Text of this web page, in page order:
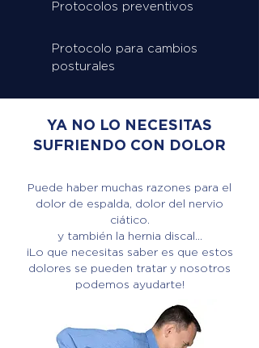
Protocolos preventivos
Protocolo para cambios
posturales
YA NO LO NECESITAS
SUFRIENDO CON DOLOR
Puede haber muchas razones para el
dolor de espalda, dolor del nervio
ciático.
y también la hernia discal...
¡Lo que necesitas saber es que estos
dolores se pueden tratar y nosotros
podemos ayudarte!